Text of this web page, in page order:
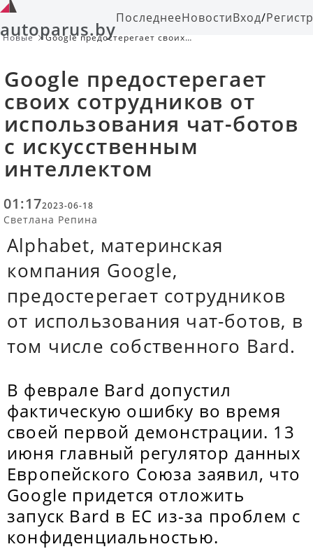
autoparus.byПоследнееНовостиВход/
Новые
Google предостерегает своих
интеллектом
Google предостерегает
своих сотрудников от
использования чат-ботов
с искусственным
интеллектом
01:172023-06-18
Светлана Репина
Alphabet, материнская
компания Google,
предостерегает сотрудников
от использования чат-ботов, в
том числе собственного Bard.
В феврале Bard допустил
фактическую ошибку во время
своей первой демонстрации. 13
июня главный регулятор данных
Европейского Союза заявил, что
Google придется отложить
запуск Bard в ЕС из-за проблем с
конфиденциальностью.